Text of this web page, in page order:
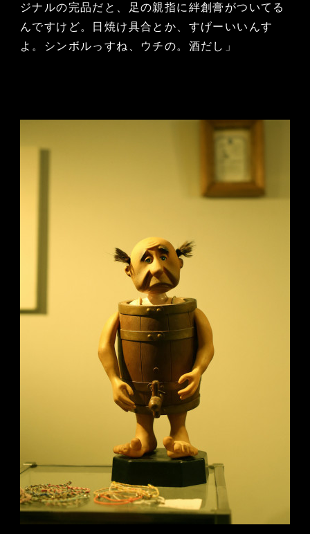
ジナルの完品だと、足の親指に絆創膏がついてる
んですけど。日焼け具合とか、すげーいいんす
よ。シンボルっすね、ウチの。酒だし」